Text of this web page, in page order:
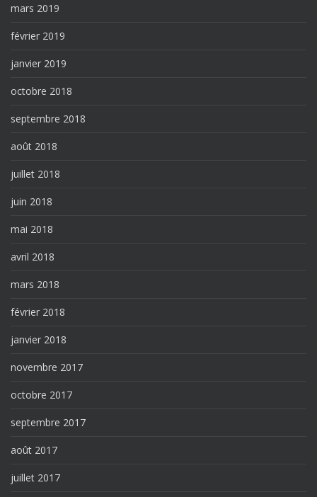
mars 2019
février 2019
janvier 2019
octobre 2018
septembre 2018
août 2018
juillet 2018
juin 2018
mai 2018
avril 2018
mars 2018
février 2018
janvier 2018
novembre 2017
octobre 2017
septembre 2017
août 2017
juillet 2017